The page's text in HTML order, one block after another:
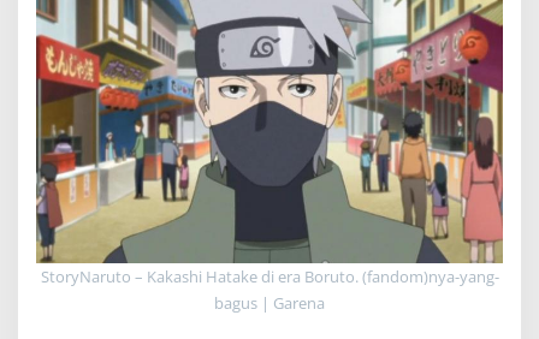
StoryNaruto – Kakashi Hatake di era Boruto. (fandom)nya-yang-
bagus | Garena